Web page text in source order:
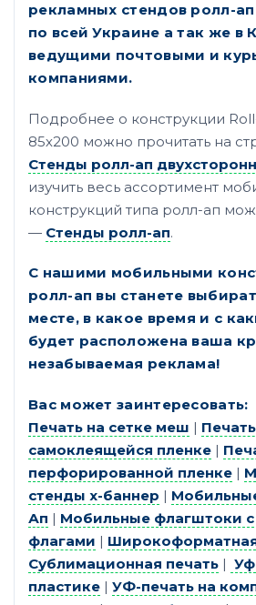
рекламных стендов ролл-
по всей Украине а так же в
ведущими почтовыми и
компаниями.
Подробнее о конструкции
85х200 можно прочитать на
Стенды ролл-ап
изучить весь ассортимент
конструкций типа ролл-ап
— Стенды ролл-ап.
С нашими мобильными
ролл-ап вы станете
месте, в какое время и с
будет расположена ваша
незабываемая реклама!
Вас может заинтересовать:
Печать на сетке меш |
самоклеящейся пленке |
перфорированной пленке |
стенды х-баннер |
Ап | Мобильные флагштоки с
флагами |
Сублимационная печать | Уф
пластике | УФ-печать на